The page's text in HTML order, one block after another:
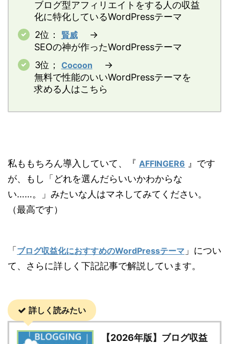
ブログ型アフィリエイトをする人の収益
化に特化しているWordPressテーマ
2位： 賢威
→
SEOの神が作ったWordPressテーマ
3位； Cocoon
→
無料で性能のいいWordPressテーマを
求める人はこちら
私ももちろん導入していて、『 AFFINGER6 』です
が、もし「どれを選んだらいいかわからな
い……。」みたいな人はマネしてみてください。
（最高です）
「 ブログ収益化におすすめのWordPressテーマ 」につい
て、さらに詳しく下記記事で解説しています。
詳しく読みたい
【2026年版】ブログ収益